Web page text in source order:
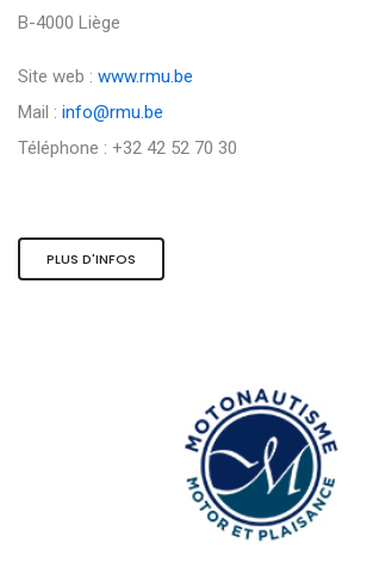
B-4000 Liège
Site web : www.rmu.be
Mail : info@rmu.be
Téléphone : +32 42 52 70 30
PLUS D'INFOS